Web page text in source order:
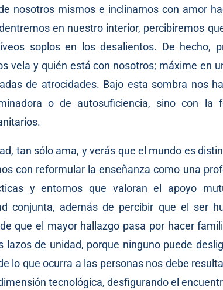
nosotros mismos e inclinarnos con amor
en nuestro interior, percibiremos
soplos en los desalientos. De hecho,
vela y quién está con nosotros; máxime en
de atrocidades. Bajo esta sombra nos
o de autosuficiencia, sino con la
tan sólo ama, y verás que el mundo es
con reformular la enseñanza como una
y entornos que valoran el apoyo
conjunta, además de percibir que el ser
que el mayor hallazgo pasa por hacer
lazos de unidad, porque ninguno puede
lo que ocurra a las personas nos debe
tecnológica, desfigurando el